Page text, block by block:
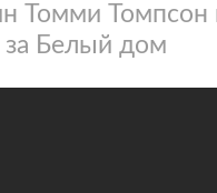
Томми Томпсон
за Белый дом